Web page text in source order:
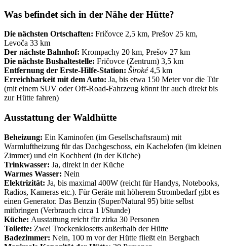
Was befindet sich in der Nähe der Hütte?
Die nächsten Ortschaften: Fričovce 2,5 km, Prešov 25 km,
Levoča 33 km
Der nächste Bahnhof: Krompachy 20 km, Prešov 27 km
Die nächste Bushaltestelle: Fričovce (Zentrum) 3,5 km
Entfernung der Erste-Hilfe-Station: Široké4,5 km
Erreichbarkeit mit dem Auto: Ja, bis etwa 150 Meter vor die Tür
(mit einem SUV oder Off-Road-Fahrzeug könnt ihr auch direkt bis
zur Hütte fahren)
Ausstattung der Waldhütte
Beheizung: Ein Kaminofen (im Gesellschaftsraum) mit
Warmluftheizung für das Dachgeschoss, ein Kachelofen (im kleinen
Zimmer) und ein Kochherd (in der Küche)
Trinkwasser: Ja, direkt in der Küche
Warmes Wasser: Nein
Elektrizität: Ja, bis maximal 400W (reicht für Handys, Notebooks,
Radios, Kameras etc.). Für Geräte mit höherem Strombedarf gibt es
einen Generator. Das Benzin (Super/Natural 95) bitte selbst
mitbringen (Verbrauch circa 1 l/Stunde)
Küche: Ausstattung reicht für zirka 30 Personen
Toilette: Zwei Trockenklosetts außerhalb der Hütte
Badezimmer: Nein, 100 m vor der Hütte fließt ein Bergbach